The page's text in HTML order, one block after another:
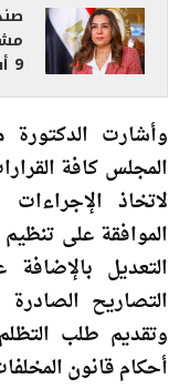
9 أشهر
وأشارت
المجلس كافة
لاتخاذ
الموافقة على
التعديل
التصاريح
وتقديم طلب
أحكام قانون المخلفات رقم 202